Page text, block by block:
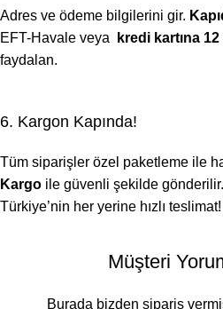
Adres ve ödeme bilgilerini gir.
EFT-Havale veya
kredi kartına
faydalan.
6. Kargon Kapında!
Tüm siparişler özel paketleme ile
Kargo ile güvenli şekilde gönderilir.
Türkiye’nin her yerine hızlı teslimat!
Müşteri
Burada bizden sipariş